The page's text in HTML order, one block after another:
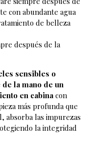
con abundante agua
de belleza
después de la
sensibles o
la mano de un
en cabina con
más profunda que
absorba las impurezas
la integridad